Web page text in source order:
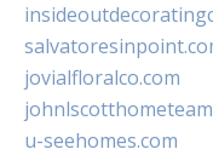
jovialfloralco.com
u-seehomes.com